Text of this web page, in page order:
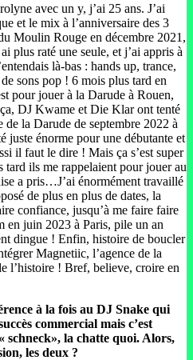
avec un y, j’ai 25 ans. J’ai
et le mix à l’anniversaire des 3
Moulin Rouge en décembre 2021,
plus raté une seule, et j’ai appris à
là-bas : hands up, trance,
sons pop ! 6 mois plus tard en
pour jouer à la Darude à Rouen,
DJ Kwame et Die Klar ont tenté
la Darude de septembre 2022 à
juste énorme pour une débutante et
il faut le dire ! Mais ça s’est super
tard ils me rappelaient pour jouer au
a pris…J’ai énormément travaillé
de plus en plus de dates, la
confiance, jusqu’à me faire faire
juin 2023 à Paris, pile un an
dingue ! Enfin, histoire de boucler
Magnetiic, l’agence de la
l’histoire ! Bref, believe, croire en
à la fois au DJ Snake qui
commercial mais c’est
schneck», la chatte quoi. Alors,
les deux ?